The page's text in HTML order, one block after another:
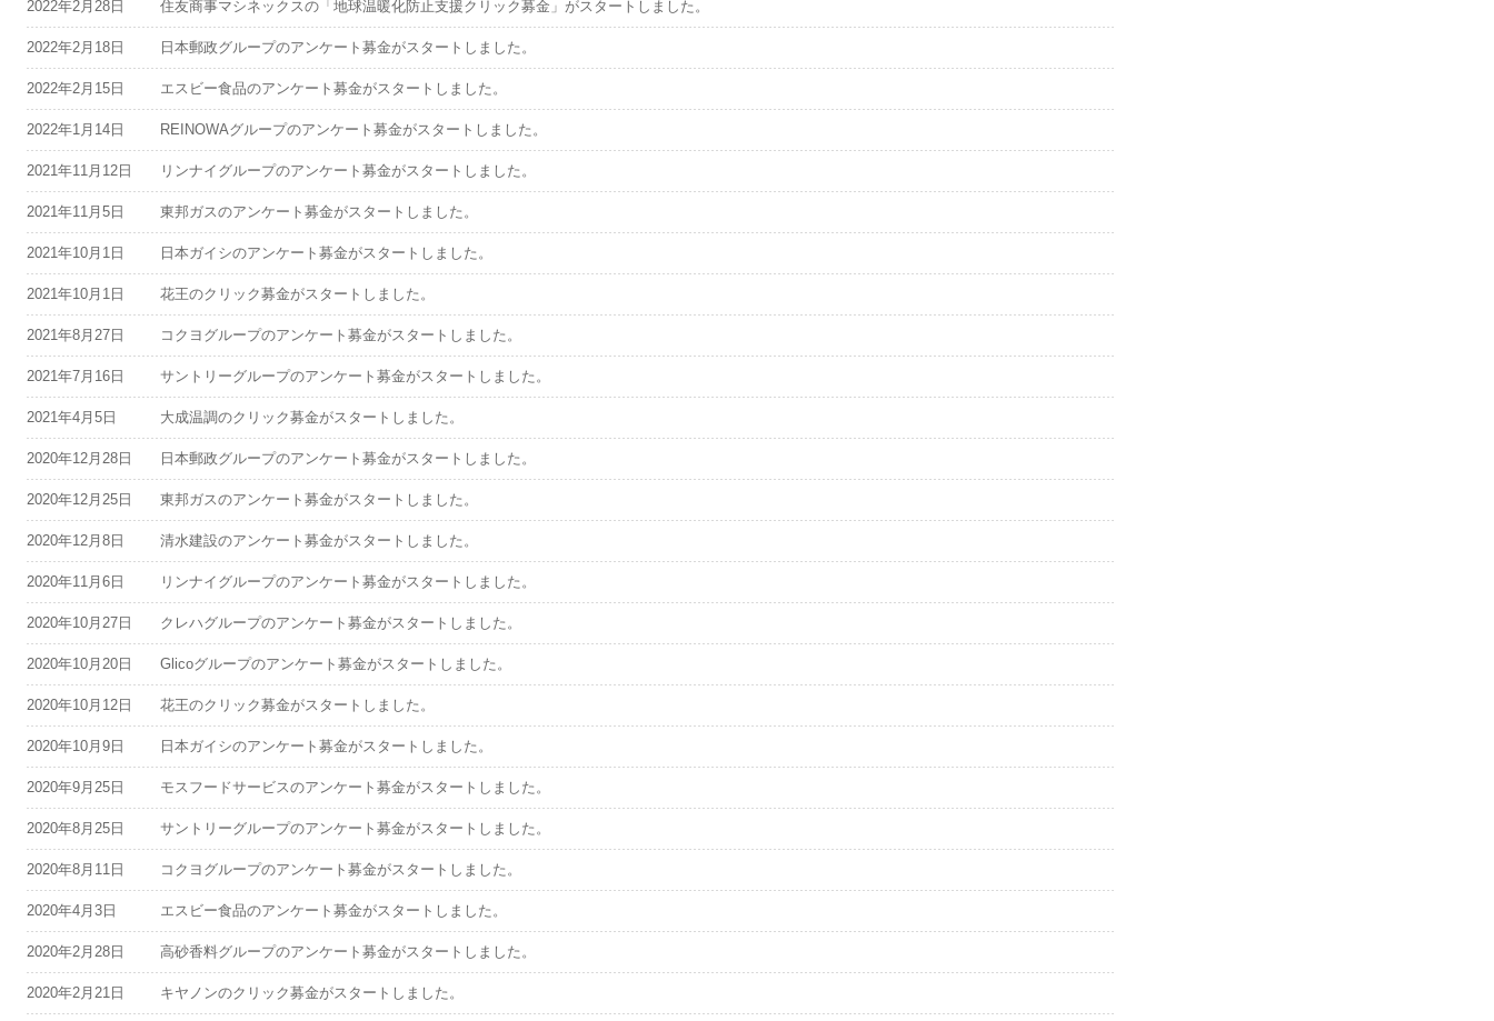
2022年2月28日 住友商事マシネックスの「地球温暖化防止支援クリック募金」がスタートしました。
2022年2月18日 日本郵政グループのアンケート募金がスタートしました。
2022年2月15日 エスビー食品のアンケート募金がスタートしました。
2022年1月14日 REINOWAグループのアンケート募金がスタートしました。
2021年11月12日 リンナイグループのアンケート募金がスタートしました。
2021年11月5日 東邦ガスのアンケート募金がスタートしました。
2021年10月1日 日本ガイシのアンケート募金がスタートしました。
2021年10月1日 花王のクリック募金がスタートしました。
2021年8月27日 コクヨグループのアンケート募金がスタートしました。
2021年7月16日 サントリーグループのアンケート募金がスタートしました。
2021年4月5日 大成温調のクリック募金がスタートしました。
2020年12月28日 日本郵政グループのアンケート募金がスタートしました。
2020年12月25日 東邦ガスのアンケート募金がスタートしました。
2020年12月8日 清水建設のアンケート募金がスタートしました。
2020年11月6日 リンナイグループのアンケート募金がスタートしました。
2020年10月27日 クレハグループのアンケート募金がスタートしました。
2020年10月20日 Glicoグループのアンケート募金がスタートしました。
2020年10月12日 花王のクリック募金がスタートしました。
2020年10月9日 日本ガイシのアンケート募金がスタートしました。
2020年9月25日 モスフードサービスのアンケート募金がスタートしました。
2020年8月25日 サントリーグループのアンケート募金がスタートしました。
2020年8月11日 コクヨグループのアンケート募金がスタートしました。
2020年4月3日 エスビー食品のアンケート募金がスタートしました。
2020年2月28日 高砂香料グループのアンケート募金がスタートしました。
2020年2月21日 キヤノンのクリック募金がスタートしました。